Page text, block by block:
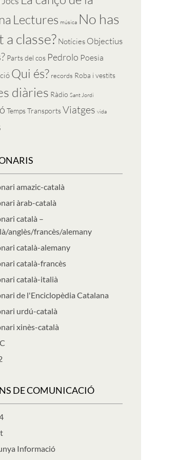
Lectures música No has
classe? Notícies Objectius
Parts del cos Pedrolo Poesia
Qui és? records Roba i vestits
diàries Ràdio Sant Jordi
TempsTransportsViatges vida
amazic-català
àrab-català
català –
anglès/francès/alemany
català-alemany
català-francès
català-italià
de l'Enciclopèdia Catalana
urdú-català
xinès-català
DE COMUNICACIÓ
Informació